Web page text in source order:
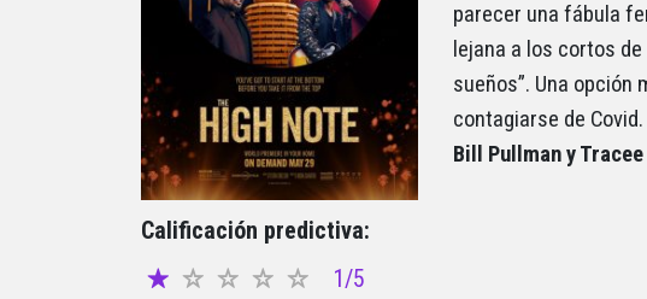
Calificación predictiva:
1/5
parecer una fábula
lejana a los cortos
sueños”. Una opción
contagiarse de
Bill Pullman y